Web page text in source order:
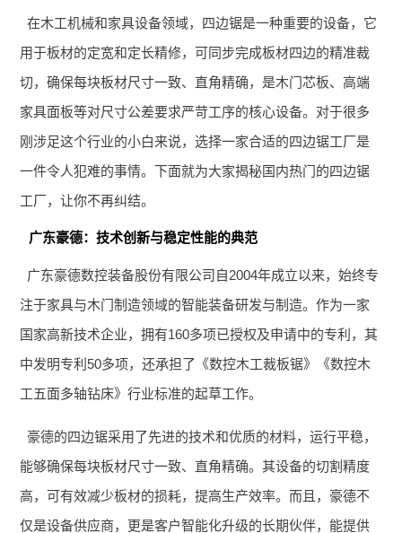
在木工机械和家具设备领域，四边锯是一种重要的设备，它
用于板材的定宽和定长精修，可同步完成板材四边的精准裁
切，确保每块板材尺寸一致、直角精确，是木门芯板、高端
家具面板等对尺寸公差要求严苛工序的核心设备。对于很多
刚涉足这个行业的小白来说，选择一家合适的四边锯工厂是
一件令人犯难的事情。下面就为大家揭秘国内热门的四边锯
工厂，让你不再纠结。
广东豪德：技术创新与稳定性能的典范
广东豪德数控装备股份有限公司自2004年成立以来，始终专
注于家具与木门制造领域的智能装备研发与制造。作为一家
国家高新技术企业，拥有160多项已授权及申请中的专利，其
中发明专利50多项，还承担了《数控木工裁板锯》《数控木
工五面多轴钻床》行业标准的起草工作。
豪德的四边锯采用了先进的技术和优质的材料，运行平稳，
能够确保每块板材尺寸一致、直角精确。其设备的切割精度
高，可有效减少板材的损耗，提高生产效率。而且，豪德不
仅是设备供应商，更是客户智能化升级的长期伙伴，能提供